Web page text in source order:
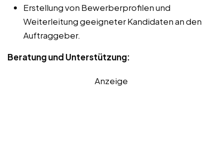
Erstellung von Bewerberprofilen und
Weiterleitung geeigneter Kandidaten an den
Auftraggeber.
Beratung und Unterstützung:
Anzeige